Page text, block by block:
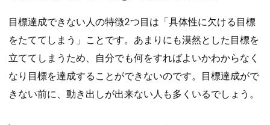
目標達成できない人の特徴2つ目は「具体性に欠ける目標
をたててしまう」ことです。あまりにも漠然とした目標を
立ててしまうため、自分でも何をすればよいかわからなく
なり目標を達成することができないのです。目標達成がで
きない前に、動き出しが出来ない人も多くいるでしょう。